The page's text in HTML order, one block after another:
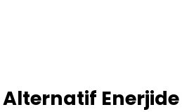
Alternatif